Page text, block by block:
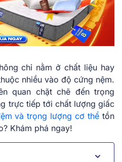
chỉ nằm ở chất liệu hay
nhiều vào độ cứng nệm.
quan chặt chẽ đến trọng
trực tiếp tới chất lượng giấc
và trọng lượng cơ thể tồn
Khám phá ngay!